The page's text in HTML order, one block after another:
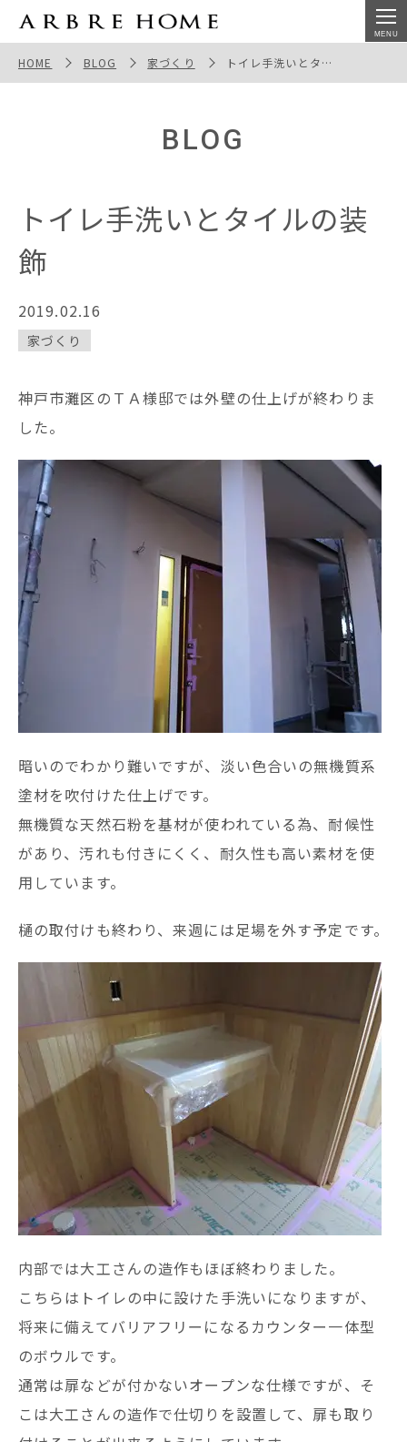
トイレ手洗いとタイルの装飾
HOME BLOG 家づくり トイレ手洗いとタイルの装飾
BLOG
トイレ手洗いとタイルの装
飾
2019.02.16
家づくり
神戸市灘区のＴＡ様邸では外壁の仕上げが終わりま
した。
暗いのでわかり難いですが、淡い色合いの無機質系
塗材を吹付けた仕上げです。
無機質な天然石粉を基材が使われている為、耐候性
があり、汚れも付きにくく、耐久性も高い素材を使
用しています。
樋の取付けも終わり、来週には足場を外す予定です。
内部では大工さんの造作もほぼ終わりました。
こちらはトイレの中に設けた手洗いになりますが、
将来に備えてバリアフリーになるカウンター一体型
のボウルです。
通常は扉などが付かないオープンな仕様ですが、そ
こは大工さんの造作で仕切りを設置して、扉も取り